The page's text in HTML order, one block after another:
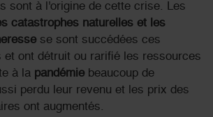
sont à l'origine de cette crise. Les
catastrophes naturelles et les
se sont succédées ces
et ont détruit ou rarifié les ressources
à la pandémie beaucoup de
perdu leur revenu et les prix des
ont augmentés.